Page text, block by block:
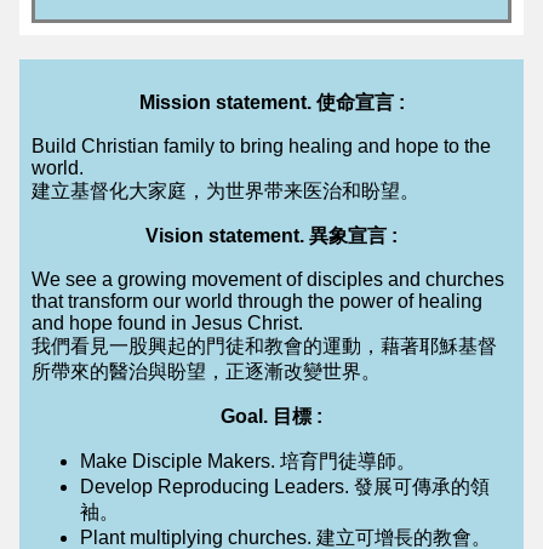
Mission statement. 使命宣言 :
Build Christian family to bring healing and hope to the
world.
建立基督化大家庭，为世界带来医治和盼望。
Vision statement. 異象宣言 :
We see a growing movement of disciples and churches
that transform our world through the power of healing
and hope found in Jesus Christ.
我們看見一股興起的門徒和教會的運動，藉著耶穌基督
所帶來的醫治與盼望，正逐漸改變世界。
Goal. 目標 :
Make Disciple Makers. 培育門徒導師。
Develop Reproducing Leaders. 發展可傳承的領
袖。
Plant multiplying churches. 建立可增長的教會。